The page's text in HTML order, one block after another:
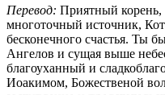
Перевод: Приятный корень,
многоточный источник,
бесконечного счастья. Ты
Ангелов и сущая выше
благоуханный и
Иоакимом, Божественой